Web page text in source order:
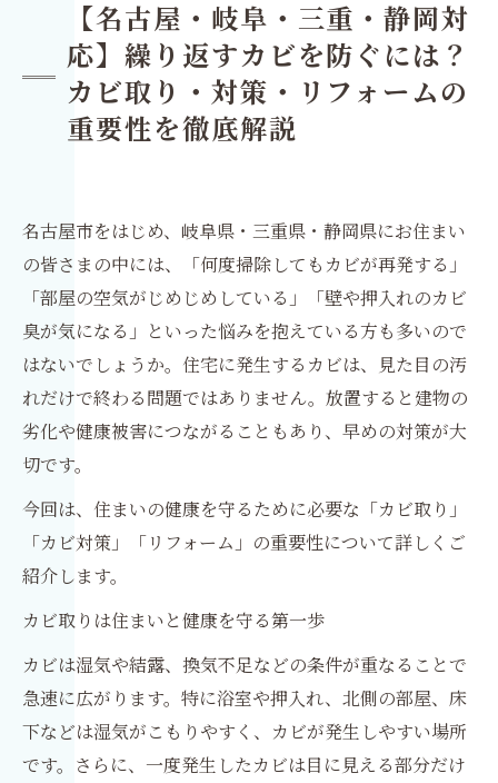
【名古屋・岐阜・三重・静岡対
応】繰り返すカビを防ぐには？
カビ取り・対策・リフォームの
重要性を徹底解説
名古屋市をはじめ、岐阜県・三重県・静岡県にお住まい
の皆さまの中には、「何度掃除してもカビが再発する」
「部屋の空気がじめじめしている」「壁や押入れのカビ
臭が気になる」といった悩みを抱えている方も多いので
はないでしょうか。住宅に発生するカビは、見た目の汚
れだけで終わる問題ではありません。放置すると建物の
劣化や健康被害につながることもあり、早めの対策が大
切です。
今回は、住まいの健康を守るために必要な「カビ取り」
「カビ対策」「リフォーム」の重要性について詳しくご
紹介します。
カビ取りは住まいと健康を守る第一歩
カビは湿気や結露、換気不足などの条件が重なることで
急速に広がります。特に浴室や押入れ、北側の部屋、床
下などは湿気がこもりやすく、カビが発生しやすい場所
です。さらに、一度発生したカビは目に見える部分だけ